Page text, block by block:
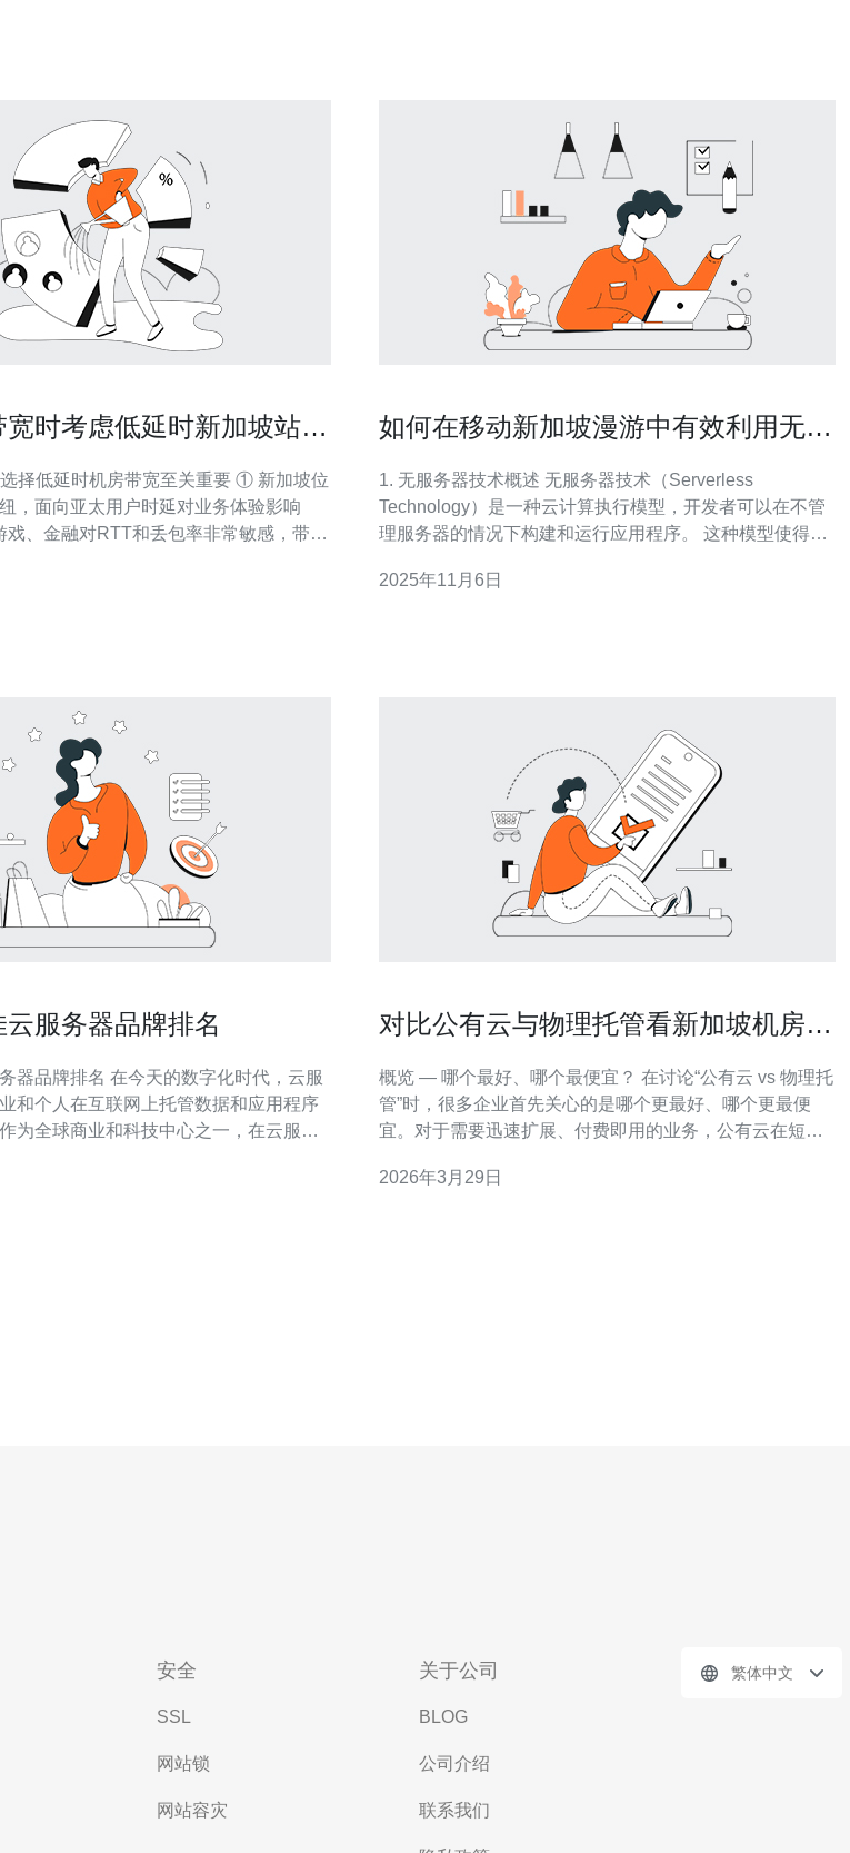
时考虑低延时新加坡站群
择低延时机房带宽至关重要 ① 新加坡位
，面向亚太用户时延对业务体验影响
、金融对RTT和丢包率非常敏感，带宽
10G/40G）、上行保证与突发能力。 ④
如何在移动新加坡漫游中有效利用无服
1. 无服务器技术概述 无服务器技术（Serverless
Technology）是一种云计算执行模型，开发者可以在不管
理服务器的情况下构建和运行应用程序。 这种模型使得开
1) 降
2025年11月6日
服务器品牌排名
天的数字化时代，云服
和个人在互联网上托管数据和应用程序
为全球商业和科技中心之一，在云服务
帮助您在云服务器选择上做出明智的决
对比公有云与物理托管看新加坡机房服
概览 — 哪个最好、哪个最便宜？ 在讨论“公有云 vs 物理托
管”时，很多企业首先关心的是哪个更最好、哪个更最便
宜。对于需要迅速扩展、付费即用的业务，公有云在短期
规要求严的场景，选择在新加坡机房的物理托管或独立服
2026年3月29日
安全
SSL
网站锁
网站容灾
关于公司
BLOG
公司介绍
联系我们
繁体中文